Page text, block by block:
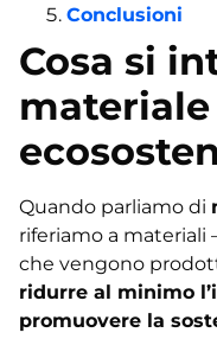
Conclusioni
Cosa si
materiale
Quando parliamo di
riferiamo a materiali
che vengono
ridurre al minimo
promuovere la